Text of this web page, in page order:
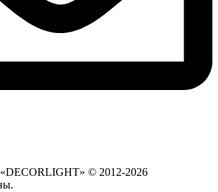
© 2012-2026